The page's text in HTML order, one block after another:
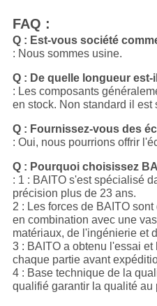
FAQ :
Q : Est-vous société
: Nous sommes usine.
Q : De quelle longueur
: Les composants
en stock. Non standard il est
Q : Fournissez-vous des
: Oui, nous pourrions offrir
Q : Pourquoi choisissez
: 1 : BAITO s'est spécialisé
précision plus de 23 ans.
2 : Les forces de BAITO
en combination avec une
matériaux, de l'ingénierie et
3 : BAITO a obtenu l'essai
chaque partie avant
4 : Base technique de la
qualifié garantir la qualité au